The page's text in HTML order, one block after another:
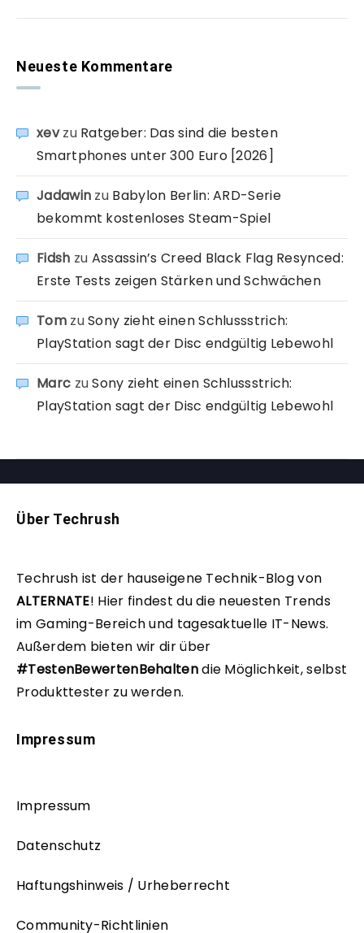
Neueste Kommentare
xevzu Ratgeber: Das sind die besten
Smartphones unter 300 Euro [2026]
Jadawin zu Babylon Berlin: ARD-Serie
bekommt kostenloses Steam-Spiel
Fidsh zu Assassin’s Creed Black Flag Resynced:
Erste Tests zeigen Stärken und Schwächen
TomzuSony zieht einen Schlussstrich:
PlayStation sagt der Disc endgültig Lebewohl
Marc zuSony zieht einen Schlussstrich:
PlayStation sagt der Disc endgültig Lebewohl
Über Techrush
Techrush ist der hauseigene Technik-Blog von
ALTERNATE! Hier findest du die neuesten Trends
im Gaming-Bereich und tagesaktuelle IT-News.
Außerdem bieten wir dir über
#TestenBewertenBehaltendie Möglichkeit, selbst
Produkttester zu werden.
Impressum
Impressum
Datenschutz
Haftungshinweis / Urheberrecht
Community-Richtlinien